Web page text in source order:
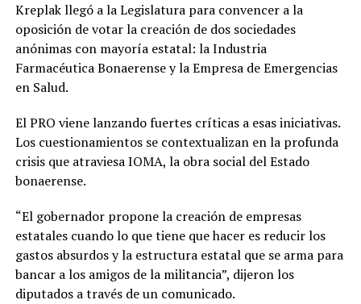
Kreplak llegó a la Legislatura para convencer a la
oposición de votar la creación de dos sociedades
anónimas con mayoría estatal: la Industria
Farmacéutica Bonaerense y la Empresa de Emergencias
en Salud.
El PRO viene lanzando fuertes críticas a esas iniciativas.
Los cuestionamientos se contextualizan en la profunda
crisis que atraviesa IOMA, la obra social del Estado
bonaerense.
“El gobernador propone la creación de empresas
estatales cuando lo que tiene que hacer es reducir los
gastos absurdos y la estructura estatal que se arma para
bancar a los amigos de la militancia”, dijeron los
diputados a través de un comunicado.